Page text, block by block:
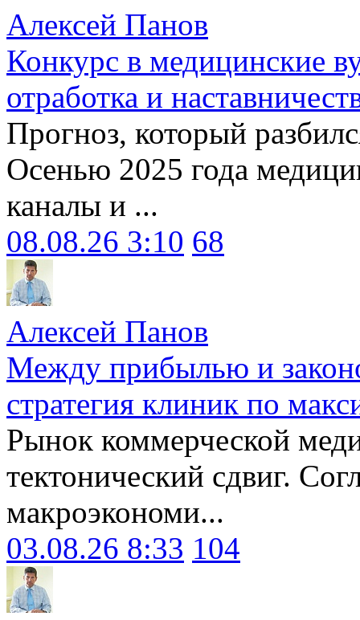
Алексей Панов
Конкурс в медицинские
отработка и
Прогноз, который
Осенью 2025 года
каналы и ...
08.08.26 3:10 68
Алексей Панов
Между прибылью и
стратегия клиник по
Рынок коммерческой
тектонический сдвиг.
макроэкономи...
03.08.26 8:33 104